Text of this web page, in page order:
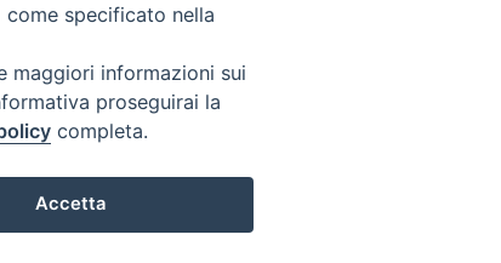
specificato nella
maggiori informazioni sui
proseguirai la
completa.
Accetta